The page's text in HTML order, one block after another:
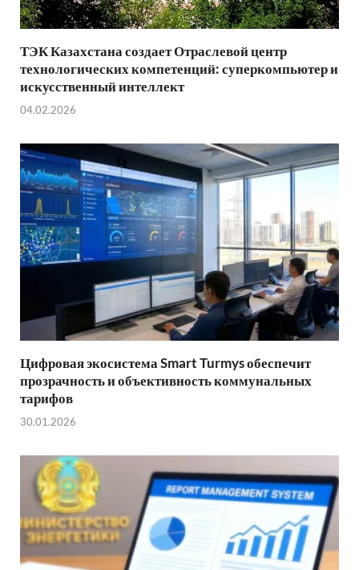
ТЭК Казахстана создает Отраслевой центр
технологических компетенций: суперкомпьютер и
искусственный интеллект
04.02.2026
Цифровая экосистема Smart Turmys обеспечит
прозрачность и объективность коммунальных
тарифов
30.01.2026